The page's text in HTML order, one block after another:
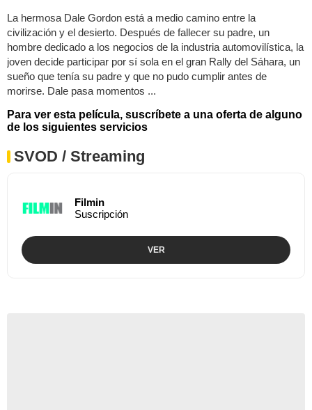
La hermosa Dale Gordon está a medio camino entre la
civilización y el desierto. Después de fallecer su padre, un
hombre dedicado a los negocios de la industria automovilística, la
joven decide participar por sí sola en el gran Rally del Sáhara, un
sueño que tenía su padre y que no pudo cumplir antes de
morirse. Dale pasa momentos ...
Para ver esta película, suscríbete a una oferta de alguno
de los siguientes servicios
SVOD / Streaming
Filmin
Suscripción
VER